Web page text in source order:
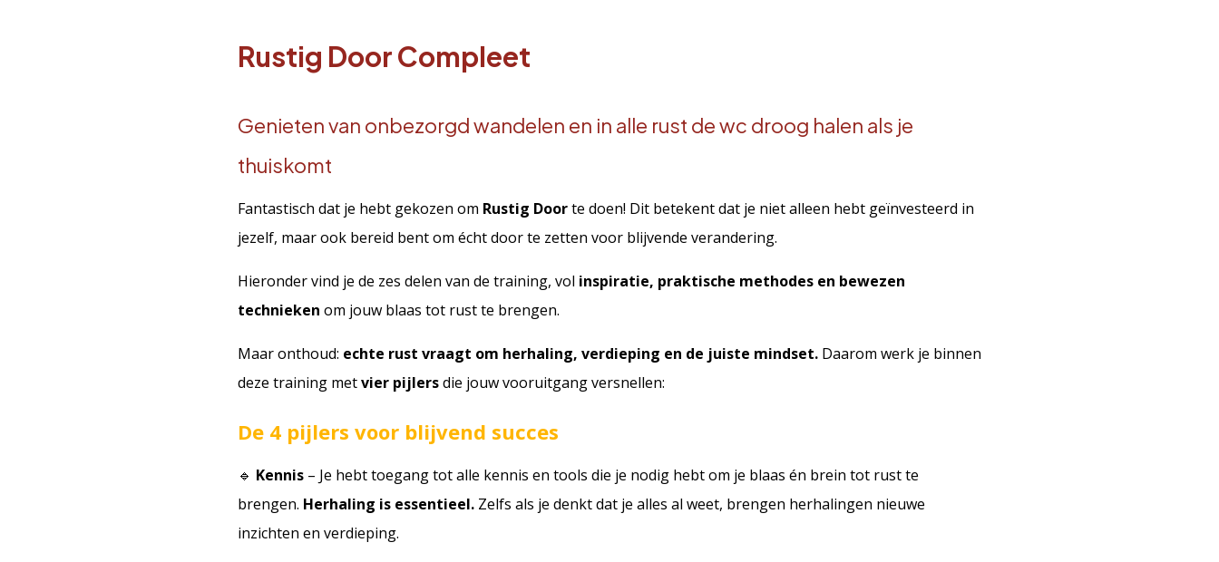
Rustig Door Compleet
Genieten van onbezorgd wandelen en in alle rust de wc droog halen als je
thuiskomt
Fantastisch dat je hebt gekozen om Rustig Doorte doen! Dit betekent dat je niet alleen hebt geïnvesteerd in
jezelf, maar ook bereid bent om écht door te zetten voor blijvende verandering.
Hieronder vind je de zes delen van de training, vol inspiratie, praktische methodes en bewezen
technieken om jouw blaas tot rust te brengen.
Maar onthoud: echte rust vraagt om herhaling, verdieping en de juiste mindset.Daarom werk je binnen
deze training metvier pijlersdie jouw vooruitgang versnellen:
De 4 pijlers voor blijvend succes
🔹 Kennis– Je hebt toegang tot alle kennis en tools die je nodig hebt om je blaas én brein tot rust te
brengen. Herhaling is essentieel.Zelfs als je denkt dat je alles al weet, brengen herhalingen nieuwe
inzichten en verdieping.